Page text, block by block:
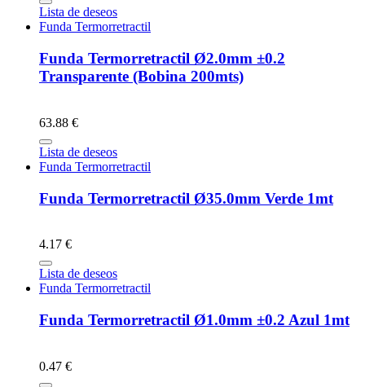
Lista de deseos
Funda Termorretractil
Funda Termorretractil Ø2.0mm ±0.2
Transparente (Bobina 200mts)
63.88 €
Lista de deseos
Funda Termorretractil
Funda Termorretractil Ø35.0mm Verde 1mt
4.17 €
Lista de deseos
Funda Termorretractil
Funda Termorretractil Ø1.0mm ±0.2 Azul 1mt
0.47 €